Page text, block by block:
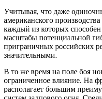
Учитывая, что даже
американского
каждый из которых способен
масштабы потенциальной
приграничных российских
значительными.
В то же время на поле боя
ограниченное влияние. На
располагает большим